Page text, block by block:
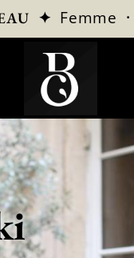
✦ Femme